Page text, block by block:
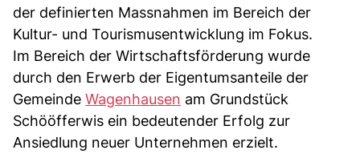
der definierten Massnahmen im Bereich der
Kultur- und Tourismusentwicklung im Fokus.
Im Bereich der Wirtschaftsförderung wurde
durch den Erwerb der Eigentumsanteile der
Gemeinde Wagenhausen am Grundstück
Schööfferwis ein bedeutender Erfolg zur
Ansiedlung neuer Unternehmen erzielt.